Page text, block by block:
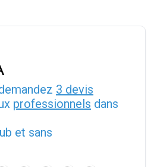
3 devis
professionnels dans
et sans